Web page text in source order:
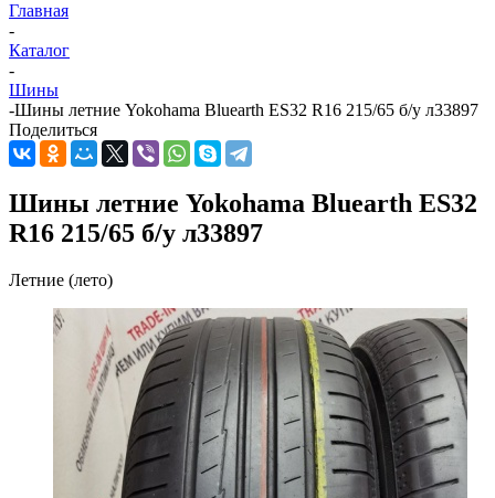
Главная
-
Каталог
-
Шины
-Шины летние Yokohama Bluearth ES32 R16 215/65 б/у л33897
Поделиться
Шины летние Yokohama Bluearth ES32
R16 215/65 б/у л33897
Летние (лето)